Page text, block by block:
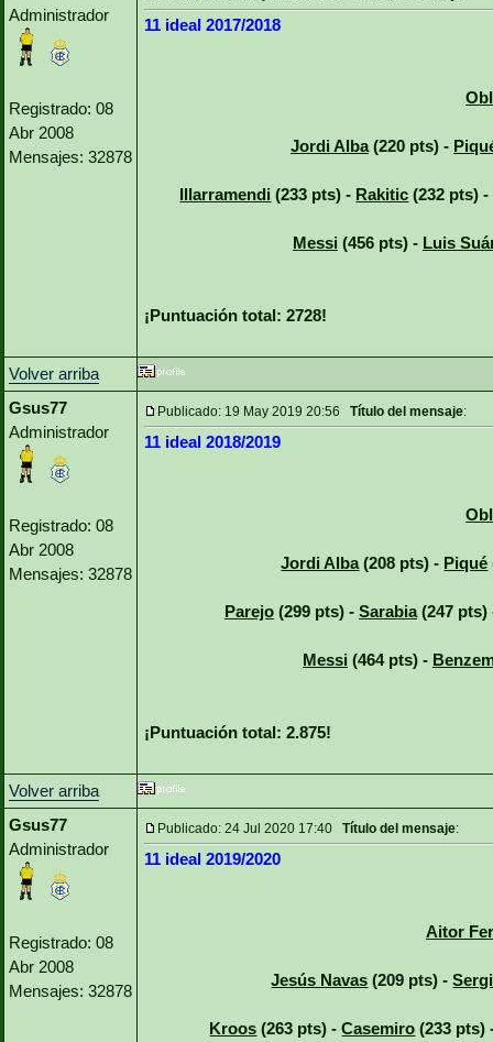
Administrador
Registrado: 08
Abr 2008
Mensajes: 32878
11 ideal 2017/2018
Jordi Alba(220 pts) -
Illarramendi (233 pts) - Rakitic (232 pts) -
Messi (456 pts) - Luis
¡Puntuación total: 2728!
Volver arriba
Gsus77
Administrador
Registrado: 08
Abr 2008
Mensajes: 32878
Publicado: 19 May 2019 20:56 Título del mensaje:
11 ideal 2018/2019
Jordi Alba(208 pts) - Piqué
Parejo (299 pts) - Sarabia(247
Messi (464 pts) -
¡Puntuación total: 2.875!
Volver arriba
Gsus77
Administrador
Registrado: 08
Abr 2008
Mensajes: 32878
Publicado: 24 Jul 2020 17:40 Título del mensaje:
11 ideal 2019/2020
Aitor
Jesús Navas (209 pts) -
Kroos (263 pts) -Casemiro (233 pts)